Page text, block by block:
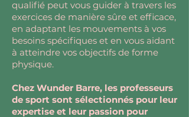
qualifié peut vous guider à travers les
exercices de manière sûre et efficace,
en adaptant les mouvements à vos
besoins spécifiques et en vous aidant
à atteindre vos objectifs de forme
physique.
Chez Wunder Barre, les professeurs
de sport sont sélectionnés pour leur
expertise et leur passion pour